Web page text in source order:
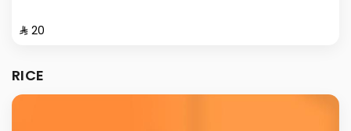
⁨⁦‪‬ 20⁩
RICE